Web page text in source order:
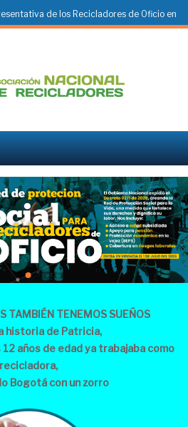
de los Recicladores de Oficio en
TAMBIÉN TENEMOS SUEÑOS
historia de Patricia,
años de edad ya trabajaba como
recicladora,
Bogotá con un zorro